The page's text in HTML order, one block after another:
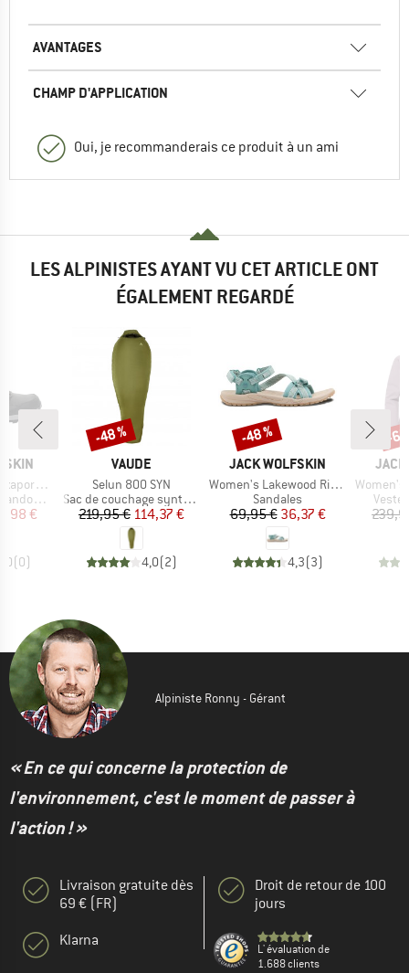
AVANTAGES
CHAMP D'APPLICATION
Oui, je recommanderais ce produit à un ami
LES ALPINISTES AYANT VU CET ARTICLE ONT
ÉGALEMENT REGARDÉ
Mid
réduit
€
(0)
MARQUE
VAUDE
Article
Selun 800 SYN
Product group
Sac de couchage synthétique
Prix
219,95 €Prix réduit
114,37 €
4,0(2)
Remise
-48 %
MARQUE
JACK WOLFSKIN
Article
Women's Lakewood Ride Sandal
Product group
Sandales
Prix
69,95 €Prix réduit
36,37 €
4,3(3)
Remise
-48 %
Article
Women's
Veste
-
Alpiniste Ronny - Gérant
« En ce qui concerne la protection de
l'environnement, c'est le moment de passer à
l'action ! »
Livraison gratuite dès
69 € (FR)
Klarna
Droit de retour de 100
jours
L' évaluation de
1.688 clients